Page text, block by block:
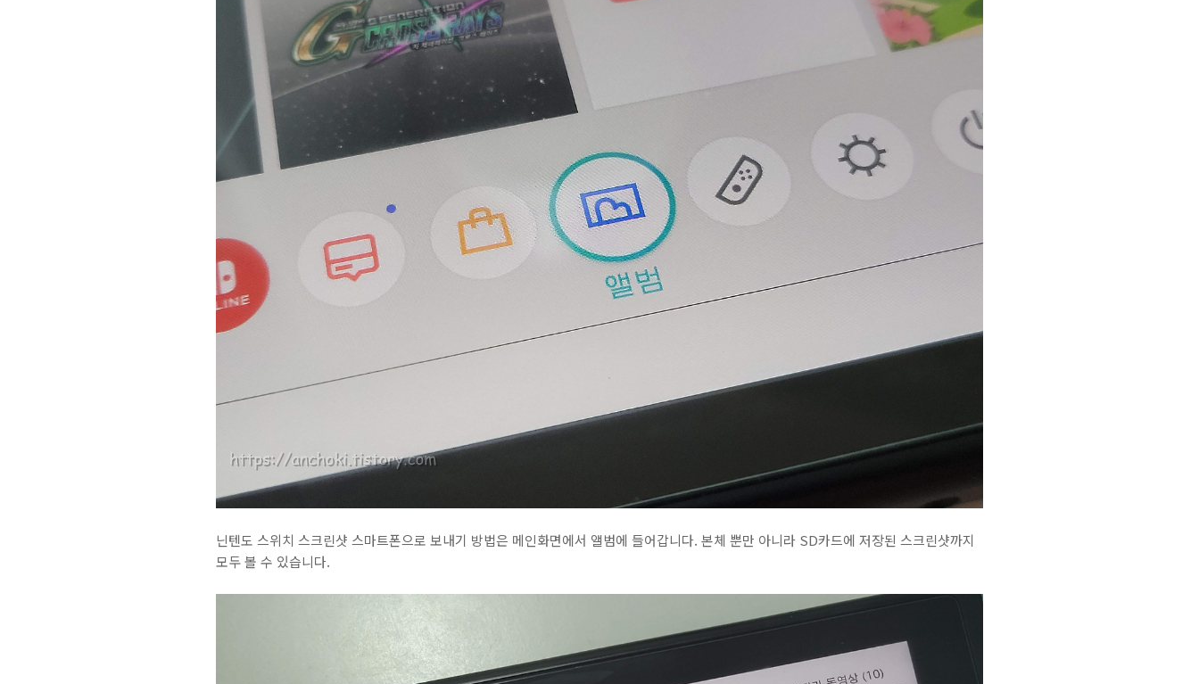
닌텐도 스위치 스크린샷 스마트폰으로 보내기 방법은 메인화면에서 앨범에 들어갑니다. 본체 뿐만 아니라 SD카드에 저장된 스크린샷까지
모두 볼 수 있습니다.